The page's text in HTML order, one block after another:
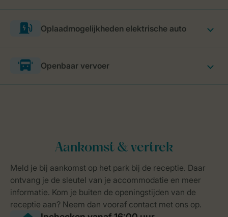
Oplaadmogelijkheden elektrische auto
Openbaar vervoer